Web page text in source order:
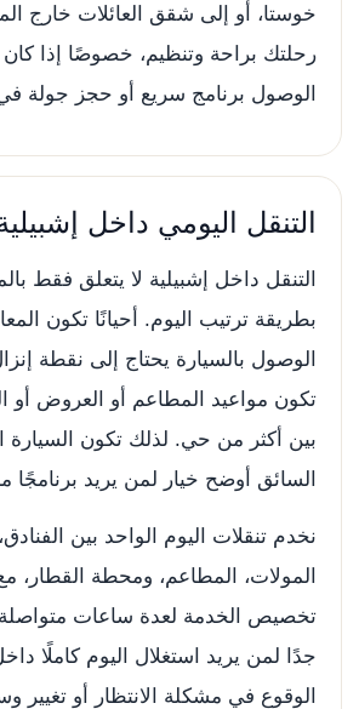
خوستا، أو إلى شقق العائلات خارج
رحلتك براحة وتنظيم، خصوصًا إذا كان
الوصول برنامج سريع أو حجز جولة
التنقل اليومي داخل
التنقل داخل إشبيلية لا يتعلق فقط
بطريقة ترتيب اليوم. أحيانًا تكون
الوصول بالسيارة يحتاج إلى نقطة
تكون مواعيد المطاعم أو العروض أو
بين أكثر من حي. لذلك تكون السيارة
السائق أوضح خيار لمن يريد برنامجًا
نخدم تنقلات اليوم الواحد بين
المولات، المطاعم، ومحطة القطار،
تخصيص الخدمة لعدة ساعات
جدًا لمن يريد استغلال اليوم كاملًا
الوقوع في مشكلة الانتظار أو تغيير